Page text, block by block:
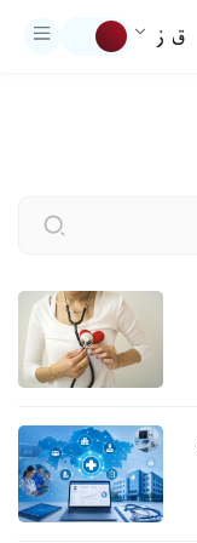
ق ز